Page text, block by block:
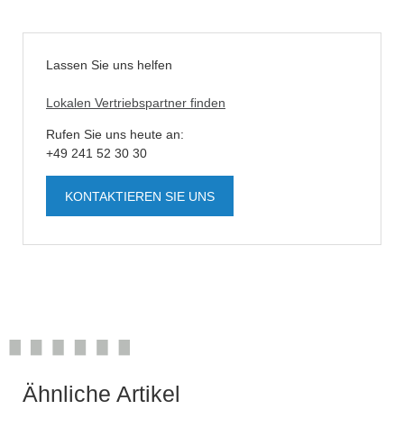
Lassen Sie uns helfen
Lokalen Vertriebspartner finden
Rufen Sie uns heute an:
+49 241 52 30 30
KONTAKTIEREN SIE UNS
Ähnliche Artikel